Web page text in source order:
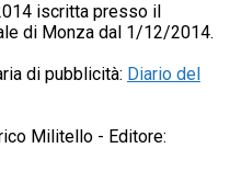
iscritta presso il
di Monza dal 1/12/2014.
di pubblicità: Diario del
Militello - Editore: